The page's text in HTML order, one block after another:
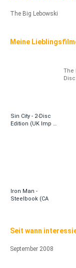
The Big Lebowski
Meine
Sin City - 2-Disc
Edition (UK Imp …
The
Iron Man -
Steelbook (CA
Seit wann
September 2008